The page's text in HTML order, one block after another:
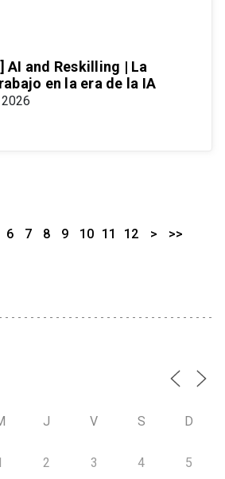
AI and Reskilling | La
en la era de la IA
6 7 8 9 10 11 12 > >>
J V S D
2 3 4 5